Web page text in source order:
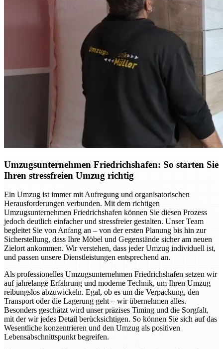
Umzugsunternehmen Friedrichshafen: So starten Sie
Ihren stressfreien Umzug richtig
Ein Umzug ist immer mit Aufregung und organisatorischen
Herausforderungen verbunden. Mit dem richtigen
Umzugsunternehmen Friedrichshafen können Sie diesen Prozess
jedoch deutlich einfacher und stressfreier gestalten. Unser Team
begleitet Sie von Anfang an – von der ersten Planung bis hin zur
Sicherstellung, dass Ihre Möbel und Gegenstände sicher am neuen
Zielort ankommen. Wir verstehen, dass jeder Umzug individuell ist,
und passen unsere Dienstleistungen entsprechend an.
Als professionelles Umzugsunternehmen Friedrichshafen setzen wir
auf jahrelange Erfahrung und moderne Technik, um Ihren Umzug
reibungslos abzuwickeln. Egal, ob es um die Verpackung, den
Transport oder die Lagerung geht – wir übernehmen alles.
Besonders geschätzt wird unser präzises Timing und die Sorgfalt,
mit der wir jedes Detail berücksichtigen. So können Sie sich auf das
Wesentliche konzentrieren und den Umzug als positiven
Lebensabschnittspunkt begreifen.